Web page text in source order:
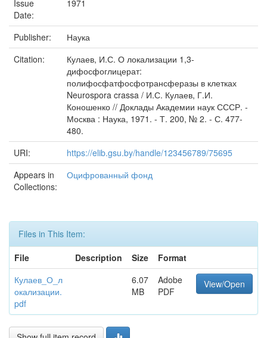
Issue
Date:
1971
Publisher:
Наука
Citation:
Кулаев, И.С. О локализации 1,3-
дифосфоглицерат:
полифосфатфосфотрансферазы в клетках
Neurospora crassa / И.С. Кулаев, Г.И.
Коношенко // Доклады Академии наук СССР. -
Москва : Наука, 1971. - Т. 200, № 2. - С. 477-
480.
URI:
https://elib.gsu.by/handle/123456789/75695
Appears in
Collections:
Оцифрованный фонд
Files in This Item:
File
Description Size
Format
Кулаев_О_л
окализации.
pdf
6.07
MB
Adobe
PDF
View/Open